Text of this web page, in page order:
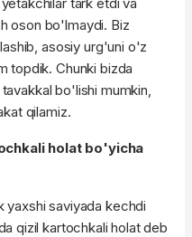
oson bo'lmaydi. Biz
asosiy urg'uni o'z
topdik. Chunki bizda
bo'lishi mumkin,
qilamiz.
holat bo'yicha
yaxshi saviyada kechdi
qizil kartochkali holat deb